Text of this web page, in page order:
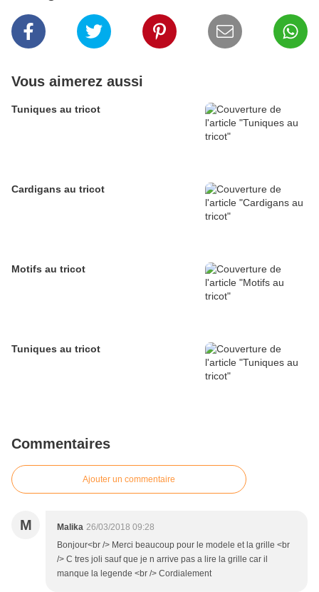
Vous aimerez aussi
Tuniques au tricot
Cardigans au tricot
Motifs au tricot
Tuniques au tricot
Commentaires
Ajouter un commentaire
M Malika 26/03/2018 09:28
Bonjour<br /> Merci beaucoup pour le modele et la grille <br
/> C tres joli sauf que je n arrive pas a lire la grille car il
manque la legende <br /> Cordialement